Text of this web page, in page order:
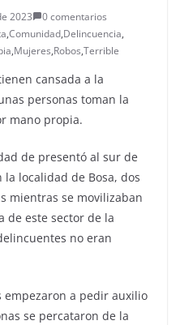
2023
0 comentarios
,Comunidad,Delincuencia,
,Mujeres,Robos,Terrible
cansada a la
personas toman la
mano propia.
de presentó al sur de
la localidad de Bosa, dos
mientras se movilizaban
de este sector de la
no eran
empezaron a pedir auxilio
se percataron de la